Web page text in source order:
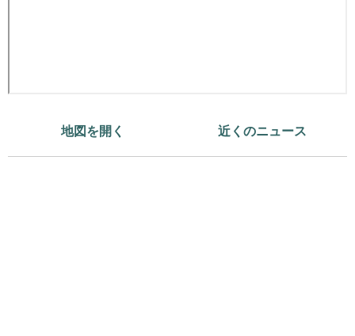
地図を開く 近くのニュース